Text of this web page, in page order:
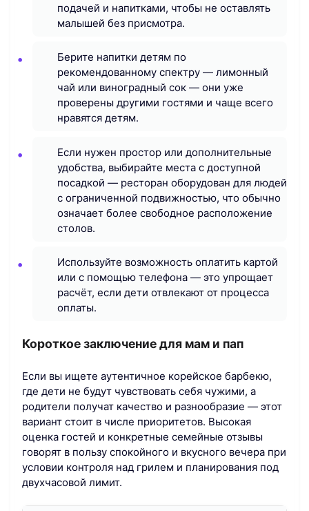
подачей и напитками, чтобы не оставлять
малышей без присмотра.
Берите напитки детям по
рекомендованному спектру — лимонный
чай или виноградный сок — они уже
проверены другими гостями и чаще всего
нравятся детям.
Если нужен простор или дополнительные
удобства, выбирайте места с доступной
посадкой — ресторан оборудован для людей
с ограниченной подвижностью, что обычно
означает более свободное расположение
столов.
Используйте возможность оплатить картой
или с помощью телефона — это упрощает
расчёт, если дети отвлекают от процесса
оплаты.
Короткое заключение для мам и пап
Если вы ищете аутентичное корейское барбекю,
где дети не будут чувствовать себя чужими, а
родители получат качество и разнообразие — этот
вариант стоит в числе приоритетов. Высокая
оценка гостей и конкретные семейные отзывы
говорят в пользу спокойного и вкусного вечера при
условии контроля над грилем и планирования под
двухчасовой лимит.